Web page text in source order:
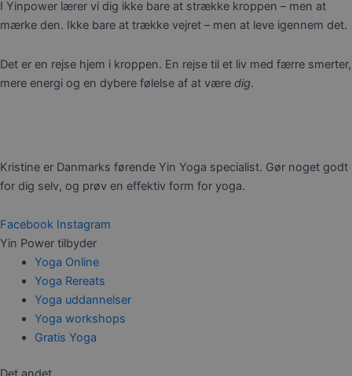
I Yinpower lærer vi dig ikke bare at strække kroppen – men at
mærke den. Ikke bare at trække vejret – men at leve igennem det.
Det er en rejse hjem i kroppen. En rejse til et liv med færre smerter,
mere energi og en dybere følelse af at være dig.
Kristine er Danmarks førende Yin Yoga specialist. Gør noget godt
for dig selv, og prøv en effektiv form for yoga.
Facebook Instagram
Yin Power tilbyder
Yoga Online
Yoga Rereats
Yoga uddannelser
Yoga workshops
Gratis Yoga